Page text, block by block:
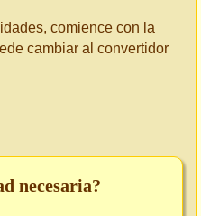
comience con la
cambiar al convertidor
necesaria?